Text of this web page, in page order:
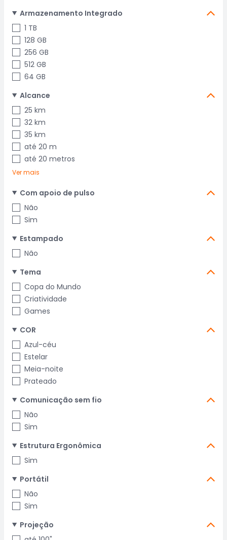
Armazenamento Integrado
1 TB
128 GB
256 GB
512 GB
64 GB
Alcance
25 km
32 km
35 km
até 20 m
até 20 metros
Ver mais
Com apoio de pulso
Não
Sim
Estampado
Não
Tema
Copa do Mundo
Criatividade
Games
COR
Azul-céu
Estelar
Meia-noite
Prateado
Comunicação sem fio
Não
Sim
Estrutura Ergonômica
Sim
Portátil
Não
Sim
Projeção